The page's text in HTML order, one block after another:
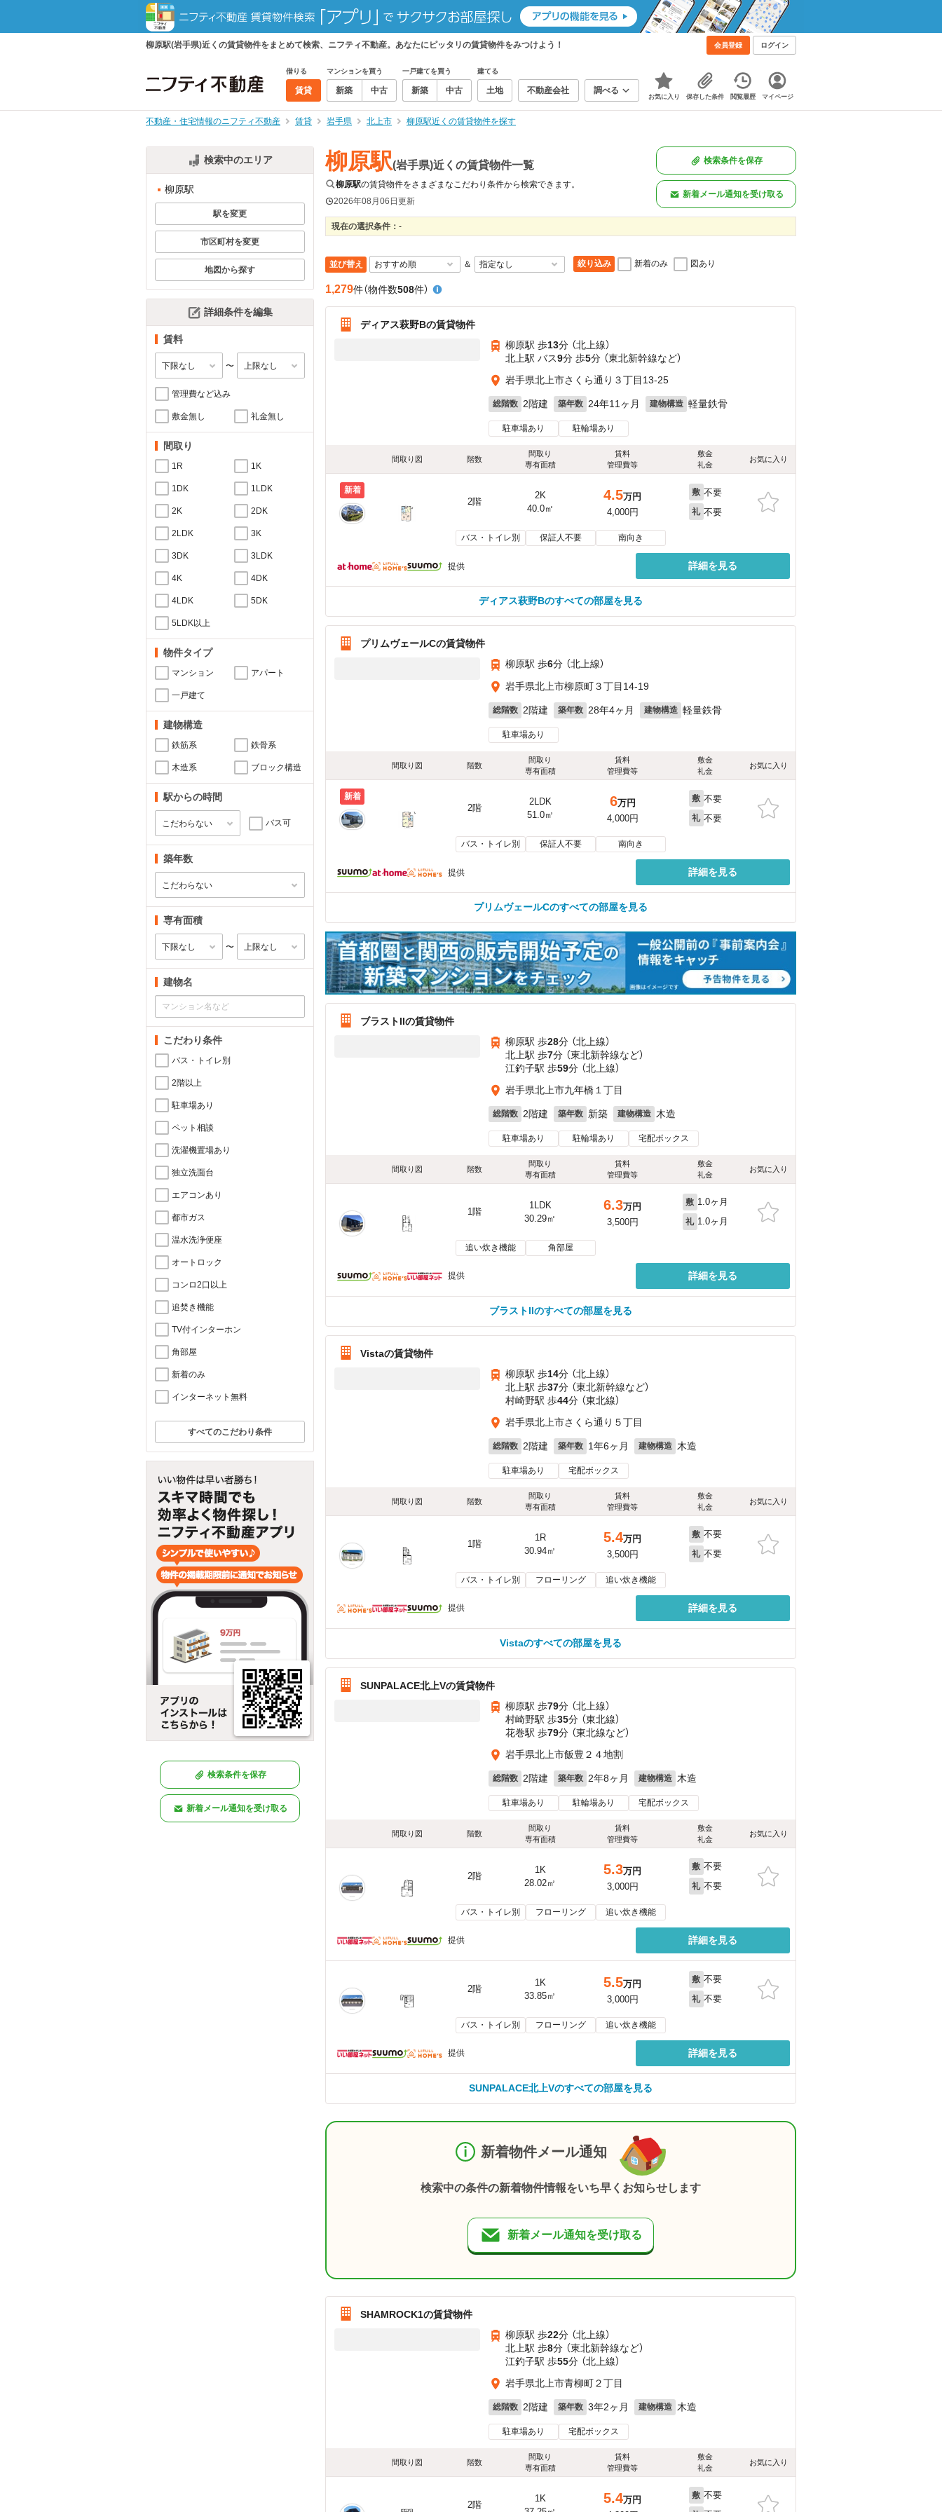
柳原駅(岩手県)近くの賃貸物件をまとめて検索、ニフティ不動産。あなたにピッタリの賃貸物件をみつけよう！ 会員登録 ログイン
借りる
賃貸
マンションを買う
新築 中古
一戸建てを買う
新築 中古
建てる
土地 不動産会社 調べる
お気に入り 保存した条件 閲覧履歴 マイページ
不動産・住宅情報のニフティ不動産 賃貸 岩手県 北上市 柳原駅近くの賃貸物件を探す
検索中のエリア
柳原駅
駅を変更
市区町村を変更
地図から探す
詳細条件を編集
賃料
〜
管理費など込み
敷金無し 礼金無し
間取り
1R 1K
1DK 1LDK
2K 2DK
2LDK 3K
3DK 3LDK
4K 4DK
4LDK 5DK
5LDK以上
物件タイプ
マンション アパート
一戸建て
建物構造
鉄筋系 鉄骨系
木造系 ブロック構造
駅からの時間
バス可
築年数
専有面積
〜
建物名
こだわり条件
バス・トイレ別
2階以上
駐車場あり
ペット相談
洗濯機置場あり
独立洗面台
エアコンあり
都市ガス
温水洗浄便座
オートロック
コンロ2口以上
追焚き機能
TV付インターホン
角部屋
新着のみ
インターネット無料
すべてのこだわり条件
検索条件を保存
新着メール通知を受け取る
柳原駅(岩手県)近くの賃貸物件一覧
柳原駅の賃貸物件をさまざまなこだわり条件から検索できます。
2026年08月06日更新
検索条件を保存
新着メール通知を受け取る
現在の選択条件： -
並び替え ＆ 絞り込み 新着のみ 図あり
1,279件（物件数508件）
ディアス萩野Bの賃貸物件
柳原駅 歩13分 （北上線）
北上駅 バス9分 歩5分 （東北新幹線など）
岩手県北上市さくら通り３丁目13-25
総階数 2階建 築年数 24年11ヶ月 建物構造 軽量鉄骨
駐車場あり 駐輪場あり
間取り図 階数
間取り
専有面積
賃料
管理費等
敷金
礼金
お気に入り
新着
2階
2K
40.0㎡
4.5万円
4,000円
敷 不要
礼 不要
バス・トイレ別 保証人不要 南向き
提供 詳細を見る
ディアス萩野Bのすべての部屋を見る
プリムヴェールCの賃貸物件
柳原駅 歩6分 （北上線）
岩手県北上市柳原町３丁目14-19
総階数 2階建 築年数 28年4ヶ月 建物構造 軽量鉄骨
駐車場あり
間取り図 階数
間取り
専有面積
賃料
管理費等
敷金
礼金
お気に入り
新着
2階
2LDK
51.0㎡
6万円
4,000円
敷 不要
礼 不要
バス・トイレ別 保証人不要 南向き
提供 詳細を見る
プリムヴェールCのすべての部屋を見る
ブラストIIの賃貸物件
柳原駅 歩28分 （北上線）
北上駅 歩7分 （東北新幹線など）
江釣子駅 歩59分 （北上線）
岩手県北上市九年橋１丁目
総階数 2階建 築年数 新築 建物構造 木造
駐車場あり 駐輪場あり 宅配ボックス
間取り図 階数
間取り
専有面積
賃料
管理費等
敷金
礼金
お気に入り
1階
1LDK
30.29㎡
6.3万円
3,500円
敷 1.0ヶ月
礼 1.0ヶ月
追い炊き機能 角部屋
提供 詳細を見る
ブラストIIのすべての部屋を見る
Vistaの賃貸物件
柳原駅 歩14分 （北上線）
北上駅 歩37分 （東北新幹線など）
村崎野駅 歩44分 （東北線）
岩手県北上市さくら通り５丁目
総階数 2階建 築年数 1年6ヶ月 建物構造 木造
駐車場あり 宅配ボックス
間取り図 階数
間取り
専有面積
賃料
管理費等
敷金
礼金
お気に入り
1階
1R
30.94㎡
5.4万円
3,500円
敷 不要
礼 不要
バス・トイレ別 フローリング 追い炊き機能
提供 詳細を見る
Vistaのすべての部屋を見る
SUNPALACE北上Vの賃貸物件
柳原駅 歩79分 （北上線）
村崎野駅 歩35分 （東北線）
花巻駅 歩79分 （東北線など）
岩手県北上市飯豊２４地割
総階数 2階建 築年数 2年8ヶ月 建物構造 木造
駐車場あり 駐輪場あり 宅配ボックス
間取り図 階数
間取り
専有面積
賃料
管理費等
敷金
礼金
お気に入り
2階
1K
28.02㎡
5.3万円
3,000円
敷 不要
礼 不要
バス・トイレ別 フローリング 追い炊き機能
提供 詳細を見る
2階
1K
33.85㎡
5.5万円
3,000円
敷 不要
礼 不要
バス・トイレ別 フローリング 追い炊き機能
提供 詳細を見る
SUNPALACE北上Vのすべての部屋を見る
新着物件メール通知
検索中の条件の新着物件情報をいち早くお知らせします
新着メール通知を受け取る
SHAMROCK1の賃貸物件
柳原駅 歩22分 （北上線）
北上駅 歩8分 （東北新幹線など）
江釣子駅 歩55分 （北上線）
岩手県北上市青柳町２丁目
総階数 2階建 築年数 3年2ヶ月 建物構造 木造
駐車場あり 宅配ボックス
間取り図 階数
間取り
専有面積
賃料
管理費等
敷金
礼金
お気に入り
2階
1K
5.4万円
敷 不要